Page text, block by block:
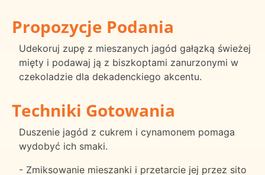
Propozycje Podania
Udekoruj zupę z mieszanych jagód gałązką świeżej
mięty i podawaj ją z biszkoptami zanurzonymi w
czekoladzie dla dekadenckiego akcentu.
Techniki Gotowania
Duszenie jagód z cukrem i cynamonem pomaga
wydobyć ich smaki.
- Zmiksowanie mieszanki i przetarcie jej przez sito